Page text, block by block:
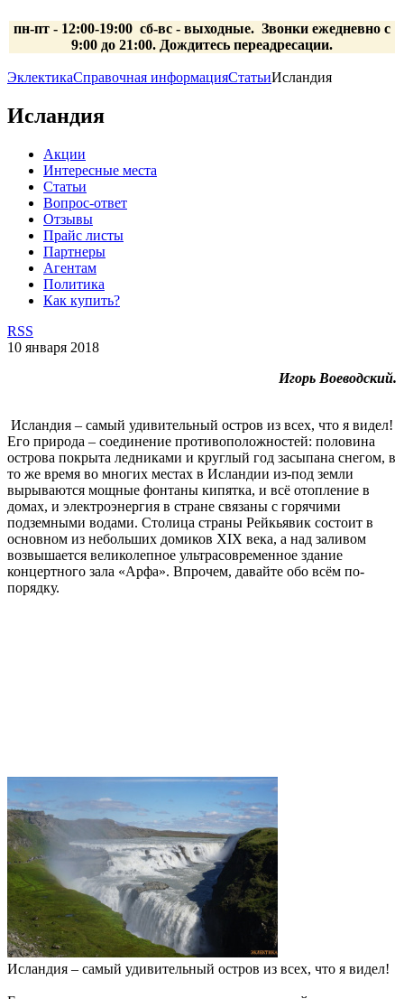
пн-пт - 12:00-19:00 сб-вс - выходные. Звонки ежедневно с
9:00 до 21:00. Дождитесь переадресации.
ЭклектикаСправочная информацияСтатьиИсландия
Исландия
Акции
Интересные места
Статьи
Вопрос-ответ
Отзывы
Прайс листы
Партнеры
Агентам
Политика
Как купить?
RSS
10 января 2018
Игорь Воеводский.
Исландия – самый удивительный остров из всех, что я видел!
Его природа – соединение противоположностей: половина
острова покрыта ледниками и круглый год засыпана снегом, в
то же время во многих местах в Исландии из-под земли
вырываются мощные фонтаны кипятка, и всё отопление в
домах, и электроэнергия в стране связаны с горячими
подземными водами. Столица страны Рейкьявик состоит в
основном из небольших домиков XIX века, а над заливом
возвышается великолепное ультрасовременное здание
концертного зала «Арфа». Впрочем, давайте обо всём по-
порядку.
Исландия – самый удивительный остров из всех, что я видел!